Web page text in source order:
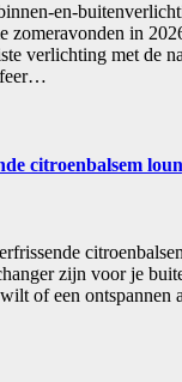
en-
zomeravonden in
verlichting met de
citroenbalsem
zijn voor je
of een ontspannen